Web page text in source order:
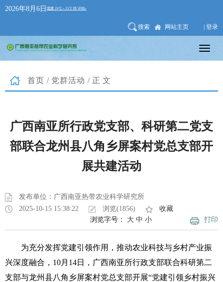
2026年8月6日
搜索 网站主页 | 登录
首页 / 党群活动 /正文
广西南亚所行政党支部、科研第二党支
部联合龙州县八角乡屏案村党总支部开
展共建活动
发布单位：广西南亚热带农业科学研究所
2025-10-15 15:38:22
浏览(1856)
收藏
打印
浏览字号： 大 中 小
为充分发挥党建引领作用，推动农业科技与乡村产业振
兴深度融合，10月14日，广西南亚所行政支部联合科研第二
支部与龙州县八角乡屏案村党总支部开展“党建引领乡村振兴